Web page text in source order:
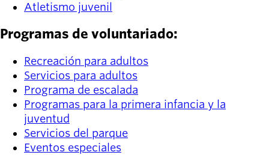
Atletismo juvenil
Programas de voluntariado:
Recreación para adultos
Servicios para adultos
Programa de escalada
Programas para la primera infancia y la
juventud
Servicios del parque
Eventos especiales